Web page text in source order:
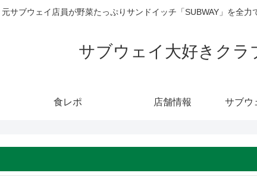
元サブウェイ店員が野菜たっぷりサンドイッチ「SUBWAY」を全力
サブウェイ大好きクラ
食レポ 店舗情報 サブウ